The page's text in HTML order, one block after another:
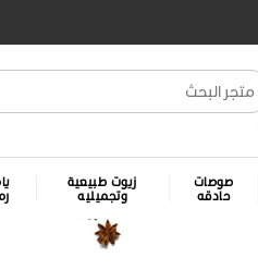
صوصات
حادقه
زيوت طبيعية
وتجميليه